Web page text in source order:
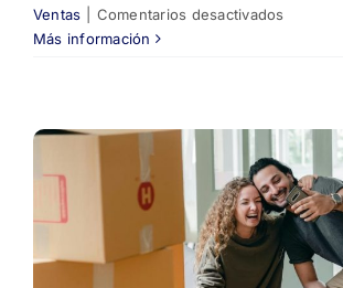
Ventas
Comentarios desactivados
o
alquilar
una
vivienda
rápido
Más información